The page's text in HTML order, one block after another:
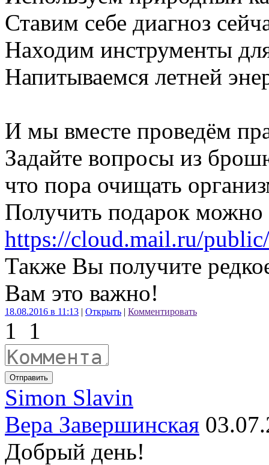
Ставим себе диагноз
Находим инструменты
Напитываемся летней
И мы вместе проведём
Задайте вопросы из
что пора очищать
Получить подарок можно
https://cloud.mail.ru/
Также Вы получите
Вам это важно!
18.08.2016 в 11:13 | Открыть | Комментировать
1 1
Отправить
Simon Slavin
Вера Завершинская
Добрый день!